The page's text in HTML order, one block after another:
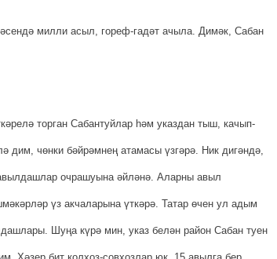
милли асыл, гореф-гадәт ачыла. Димәк, Сабан
торган Сабантуйлар һәм указдан тыш, качып-
дим, чөнки бәйрәмнең атамасы үзгәрә. Ник дигәндә,
очрашуына әйләнә. Аларны авыл
үз акчаларына үткәрә. Татар өчен ул адым
Шуңа күрә мин, указ бе­лән район Сабан туен